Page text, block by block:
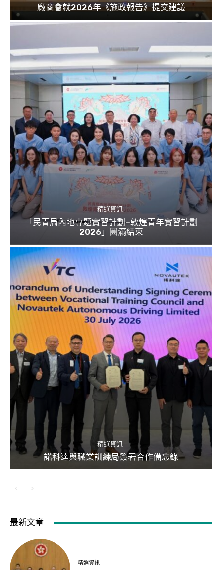
廠商會就2026年《施政報告》提交建議
精選資訊
「民青局內地專題實習計劃–敦煌青年實習計劃
2026」圓滿結束
精選資訊
諾科達與職業訓練局簽署合作備忘錄
最新文章
精選資訊